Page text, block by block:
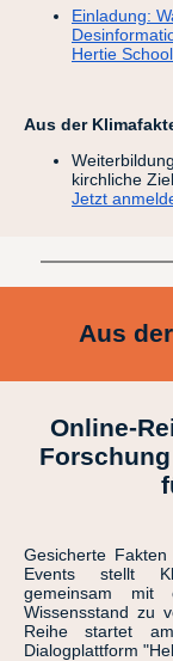
Einladung:
Hertie
Aus der
kirchliche
Jetzt
Aus
Online-
Gesicherte
Events stellt
gemeinsam
Wissensstand zu
Reihe startet
Dialogplattform